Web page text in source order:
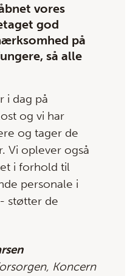
vores
god
på
så alle
i dag på
og vi har
og tager de
Vi oplever også
i forhold til
personale i
støtter de
Koncern